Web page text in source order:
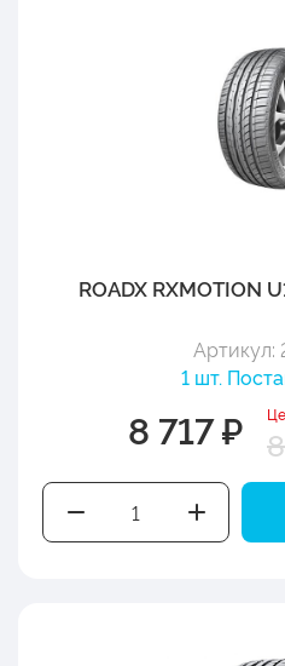
ROADX RXMOTION
Артикул:
1 шт.
8 717 ₽